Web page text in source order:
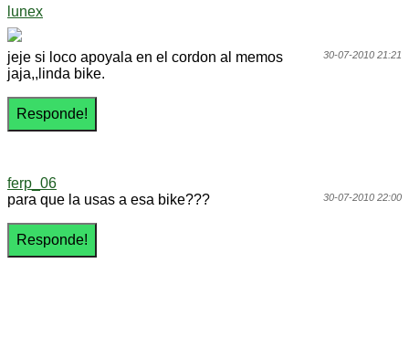
lunex
30-07-2010 21:21
jeje si loco apoyala en el cordon al memos
jaja,,linda bike.
ferp_06
30-07-2010 22:00
para que la usas a esa bike???